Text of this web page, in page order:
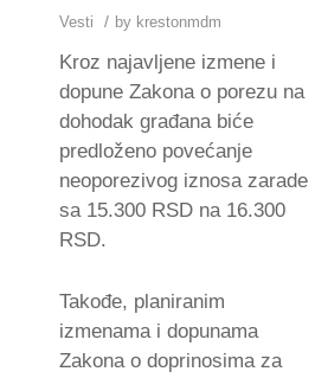
Vesti
/ by krestonmdm
Kroz najavljene izmene i
dopune Zakona o porezu na
dohodak građana biće
predloženo povećanje
neoporezivog iznosa zarade
sa 15.300 RSD na 16.300
RSD.
Takođe, planiranim
izmenama i dopunama
Zakona o doprinosima za